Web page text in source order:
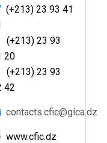
(+213) 23 93 41
(+213) 23 93
20
(+213) 23 93
42
contacts.cfic@gica.dz
www.cfic.dz